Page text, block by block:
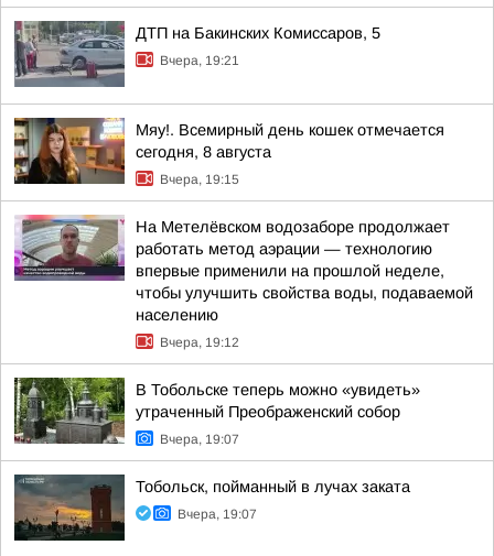
ДТП на Бакинских Комиссаров, 5
Вчера, 19:21
Мяу!. Всемирный день кошек отмечается
сегодня, 8 августа
Вчера, 19:15
На Метелёвском водозаборе продолжает
работать метод аэрации — технологию
впервые применили на прошлой неделе,
чтобы улучшить свойства воды, подаваемой
населению
Вчера, 19:12
В Тобольске теперь можно «увидеть»
утраченный Преображенский собор
Вчера, 19:07
Тобольск, пойманный в лучах заката
Вчера, 19:07